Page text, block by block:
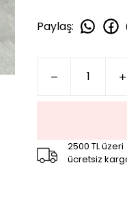
Paylaş:
2500 TL üzeri
ücretsiz